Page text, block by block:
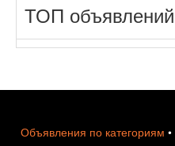
ТОП объявлений
Объявления по категориям •